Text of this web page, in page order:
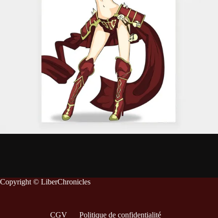
Copyright © LiberChronicles
CGV Politique de confidentialité